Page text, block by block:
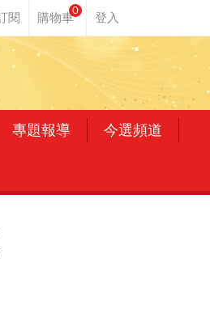
0
專題報導 今選頻道